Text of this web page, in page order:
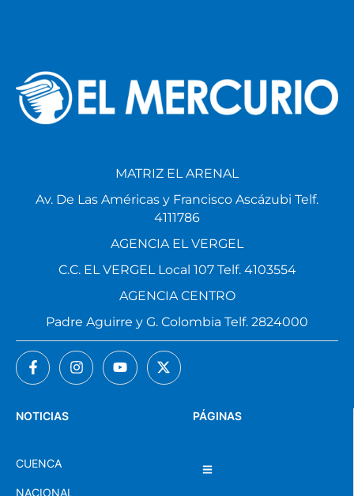
PÁGINAS
NOTICIAS
CUENCA
NACIONAL
MATRIZ EL ARENAL
Av. De Las Américas y Francisco Ascázubi Telf.
4111786
AGENCIA EL VERGEL
C.C. EL VERGEL Local 107 Telf. 4103554
AGENCIA CENTRO
Padre Aguirre y G. Colombia Telf. 2824000